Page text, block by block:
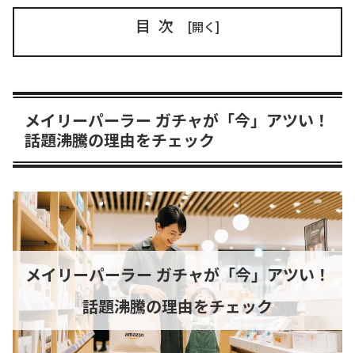
目次
メイリーパーラー ガチャが「今」アツい！
話題沸騰の理由をチェック
メイリーパーラー ガチャが「今」アツい！
話題沸騰の理由をチェック